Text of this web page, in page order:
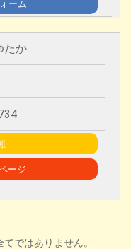
ーム
たか
ージ
ではありません。